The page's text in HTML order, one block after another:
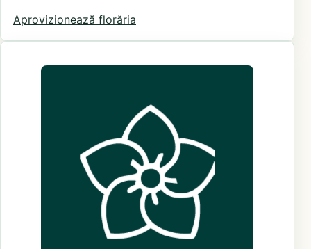
Aprovizionează florăria